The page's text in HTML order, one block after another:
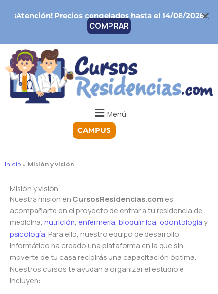
¡Atención!Precios congelados hasta el 14/08/2026
COMPRAR
Menú
CAMPUS
Inicio » Misión y visión
Misión y visión
Nuestra misión en CursosResidencias.com es
acompañarte en el proyecto de entrar a tu residencia de
medicina, nutrición, enfermería, bioquímica, odontologíay
psicología. Para ello, nuestro equipo de desarrollo
informático ha creado una plataforma en la que sin
moverte de tu casa recibirás una capacitación óptima.
Nuestros cursos te ayudan a organizar el estudio e
incluyen: